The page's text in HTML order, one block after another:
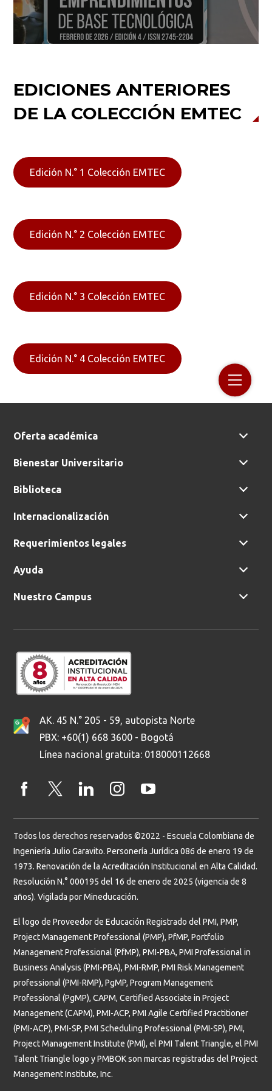
EDICIONES ANTERIORES
DE LA COLECCIÓN EMTEC
Edición N.° 1 Colección EMTEC
Edición N.° 2 Colección EMTEC
Edición N.° 3 Colección EMTEC
Edición N.° 4 Colección EMTEC
Oferta académica
Bienestar Universitario
Biblioteca
Internacionalización
Requerimientos legales
Ayuda
Nuestro Campus
AK. 45 N.° 205 - 59, autopista Norte
PBX: +60(1) 668 3600 - Bogotá
Línea nacional gratuita: 018000112668
Todos los derechos reservados ©2022 - Escuela Colombiana de
Ingeniería Julio Garavito. Personería Jurídica 086 de enero 19 de
1973. Renovación de la Acreditación Institucional en Alta Calidad.
Resolución N.° 000195 del 16 de enero de 2025 (vigencia de 8
años). Vigilada por Mineducación.
El logo de Proveedor de Educación Registrado del PMI, PMP,
Project Management Professional (PMP), PfMP, Portfolio
Management Professional (PfMP), PMI-PBA, PMI Professional in
Business Analysis (PMI-PBA), PMI-RMP, PMI Risk Management
professional (PMI-RMP), PgMP, Program Management
Professional (PgMP), CAPM, Certified Associate in Project
Management (CAPM), PMI-ACP, PMI Agile Certified Practitioner
(PMI-ACP), PMI-SP, PMI Scheduling Professional (PMI-SP), PMI,
Project Management Institute (PMI), el PMI Talent Triangle, el PMI
Talent Triangle logo y PMBOK son marcas registradas del Project
Management Institute, Inc.